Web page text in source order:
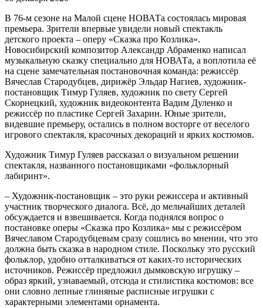
В 76-м сезоне на Малой сцене НОВАТа состоялась мировая
премьера. Зрители впервые увидели новый спектакль
детского проекта – оперу «Сказка про Козлика».
Новосибирский композитор Александр Абраменко написал
музыкальную сказку специально для НОВАТа, а воплотила её
на сцене замечательная постановочная команда: режиссёр
Вячеслав Стародубцев, дирижёр Эльдар Нагиев, художник-
постановщик Тимур Гуляев, художник по свету Сергей
Скорнецкий, художник видеоконтента Вадим Дуленко и
режиссёр по пластике Сергей Захарин. Юные зрители,
видевшие премьеру, остались в полном восторге от веселого
игрового спектакля, красочных декораций и ярких костюмов.
Художник Тимур Гуляев рассказал о визуальном решении
спектакля, названного постановщиками «фольклорный
лабиринт».
– Художник-постановщик – это руки режиссера и активный
участник творческого диалога. Всё, до мельчайших деталей
обсуждается и взвешивается. Когда поднялся вопрос о
постановке оперы «Сказка про Козлика» мы с режиссёром
Вячеславом Стародубцевым сразу сошлись во мнении, что это
должна быть сказка в народном стиле. Поскольку это русский
фольклор, удобно отталкиваться от каких-то исторических
источников. Режиссёр предложил дымковскую игрушку –
образ яркий, узнаваемый, отсюда и стилистика костюмов: все
они словно лепные глиняные расписные игрушки с
характерными элементами орнамента.